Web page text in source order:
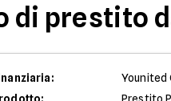
di prestito
Younited